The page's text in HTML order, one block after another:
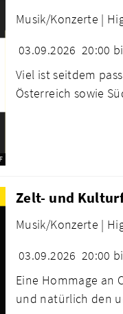
Musik/Konzerte |
03.09.2026 20:00
Viel ist seitdem
Österreich sowie
Zelt- und
Musik/Konzerte |
03.09.2026 20:00
Eine Hommage an
und natürlich den